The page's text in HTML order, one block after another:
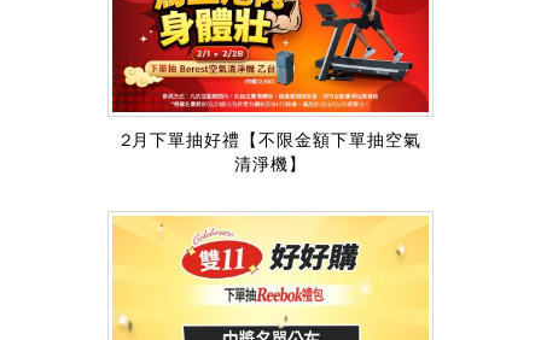
2月下單抽好禮【不限金額下單抽空氣
清淨機】